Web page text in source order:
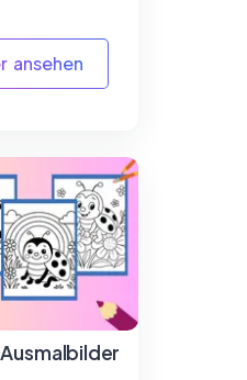
ansehen